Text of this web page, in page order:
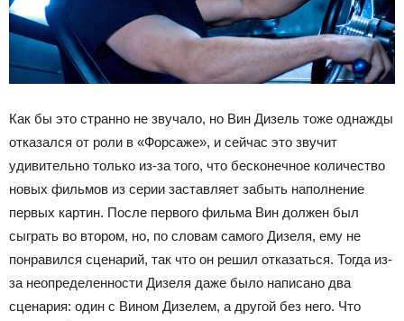
Как бы это странно не звучало, но Вин Дизель тоже однажды
отказался от роли в «Форсаже», и сейчас это звучит
удивительно только из-за того, что бесконечное количество
новых фильмов из серии заставляет забыть наполнение
первых картин. После первого фильма Вин должен был
сыграть во втором, но, по словам самого Дизеля, ему не
понравился сценарий, так что он решил отказаться. Тогда из-
за неопределенности Дизеля даже было написано два
сценария: один с Вином Дизелем, а другой без него. Что